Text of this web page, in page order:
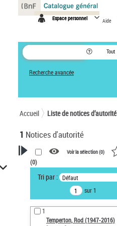
Espace personnel Aide
Tout
Recherche avancée
Accueil Liste de notices d’autorité
1 Notices d'autorité
VOTRE RECHERCHE
Recherche avancée dans les
notices d’autorité
Œuvres liées à l'auteur :
Temperton, Rod (1947-2016)
Voir la sélection (0)
(0)
Tri par : Défaut
sur 1
1
Temperton, Rod (1947-2016)
Panneau de gestion des cookies